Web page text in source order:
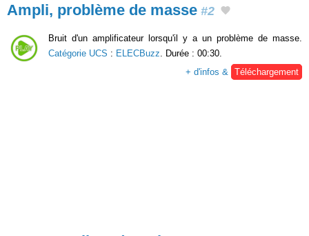
Ampli, problème de masse #2
Bruit d'un amplificateur lorsqu'il y a un problème de masse.
Catégorie UCS : ELECBuzz . Durée : 00:30.
+ d'infos &
Téléchargement